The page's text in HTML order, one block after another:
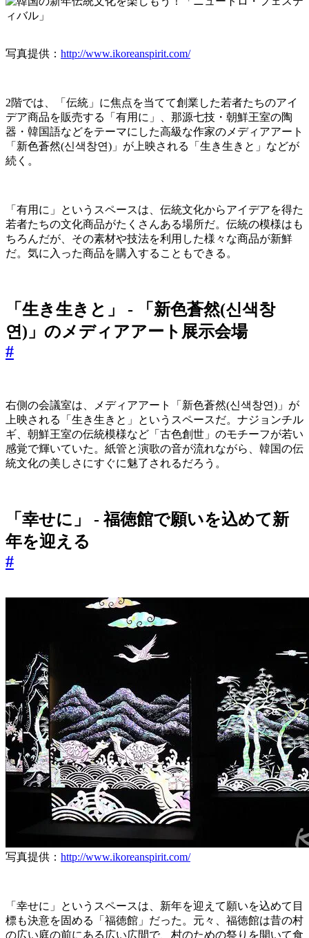
写真提供： http://www.ikoreanspirit.com/
2階では、「伝統」に焦点を当てて創業した若者たちのアイ
デア商品を販売する「有用に」、那源七技・朝鮮王室の陶
器・韓国語などをテーマにした高級な作家のメディアアート
「新色蒼然(신색창연)」が上映される「生き生きと」などが
続く。
「有用に」というスペースは、伝統文化からアイデアを得た
若者たちの文化商品がたくさんある場所だ。伝統の模様はも
ちろんだが、その素材や技法を利用した様々な商品が新鮮
だ。気に入った商品を購入することもできる。
「生き生きと」 - 「新色蒼然(신색창
연)」のメディアアート展示会場
#
右側の会議室は、メディアアート「 新色蒼然(신색창연)」が
上映される「生き生きと」というスペースだ。ナジョンチル
ギ、朝鮮王室の伝統模様など「古色創世」のモチーフが若い
感覚で輝いていた。紙管と演歌の音が流れながら、韓国の伝
統文化の美しさにすぐに魅了されるだろう。
「幸せに」 - 福徳館で願いを込めて新
年を迎える
#
写真提供： http://www.ikoreanspirit.com/
「幸せに」というスペースは、新年を迎えて願いを込めて目
標も決意を固める「福徳館」だった。元々、福徳館は昔の村
の広い庭の前にある広い広間で、村のための祭りを開いて食